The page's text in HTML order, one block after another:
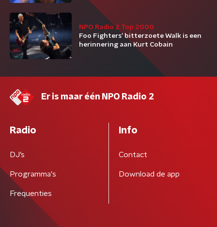
NPO Radio 2 Top 2000
Foo Fighters' bitterzoete Walk is een
herinnering aan Kurt Cobain
Er is maar één NPO Radio 2
Radio
DJ’s
Programma's
Frequenties
Info
Contact
Download de app